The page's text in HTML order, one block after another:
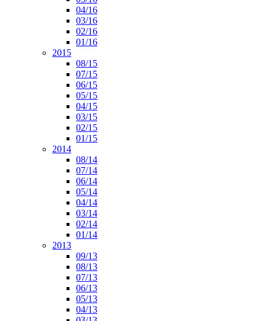
04/16
03/16
02/16
01/16
2015
08/15
07/15
06/15
05/15
04/15
03/15
02/15
01/15
2014
08/14
07/14
06/14
05/14
04/14
03/14
02/14
01/14
2013
09/13
08/13
07/13
06/13
05/13
04/13